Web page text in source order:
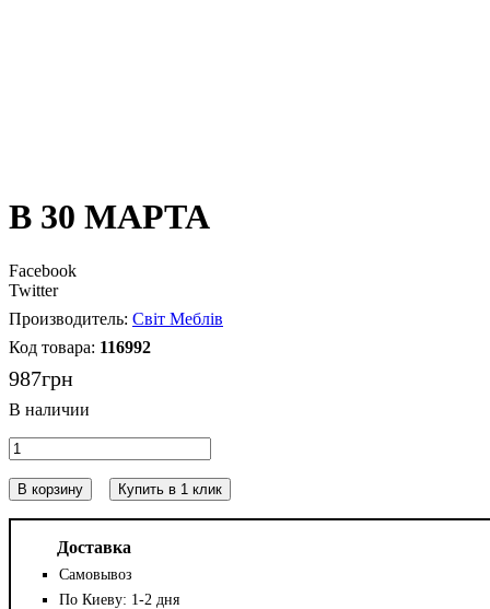
В 30 МАРТА
Facebook
Twitter
Світ Меблів
116992
987грн
В корзину Купить в 1 клик
Доставка
Самовывоз
По Киеву: 1-2 дня